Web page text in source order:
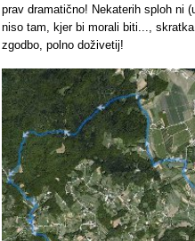
prav dramatično! Nekaterih sploh ni
niso tam, kjer bi morali biti...,
zgodbo, polno doživetij!